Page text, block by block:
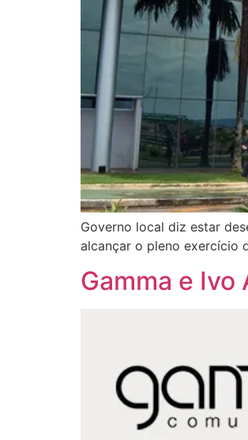
Governo local diz estar
alcançar o pleno exercício
Gamma e